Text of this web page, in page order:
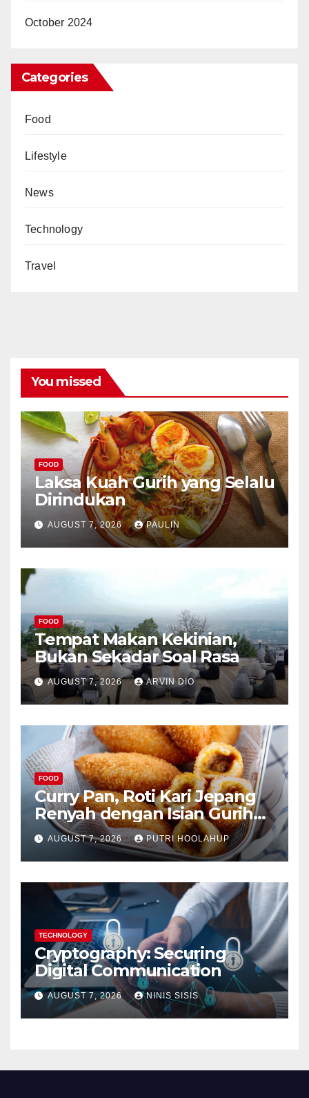
October 2024
Categories
Food
Lifestyle
News
Technology
Travel
You missed
FOOD
Laksa Kuah Gurih yang Selalu
Dirindukan
AUGUST 7, 2026 PAULIN
FOOD
Tempat Makan Kekinian,
Bukan Sekadar Soal Rasa
AUGUST 7, 2026 ARVIN DIO
FOOD
Curry Pan, Roti Kari Jepang
Renyah dengan Isian Gurih
Menggoda
AUGUST 7, 2026 PUTRI HOOLAHUP
TECHNOLOGY
Cryptography: Securing
Digital Communication
AUGUST 7, 2026 NINIS SISIS